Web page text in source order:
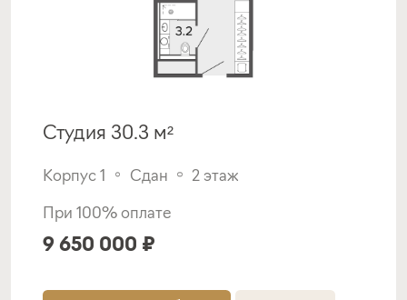
Студия 30.3 м²
Корпус 1 Сдан
2 этаж
При 100% оплате
9 650 000 ₽